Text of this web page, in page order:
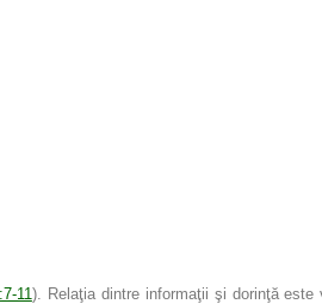
11). Relaţia dintre informaţii şi dorinţă